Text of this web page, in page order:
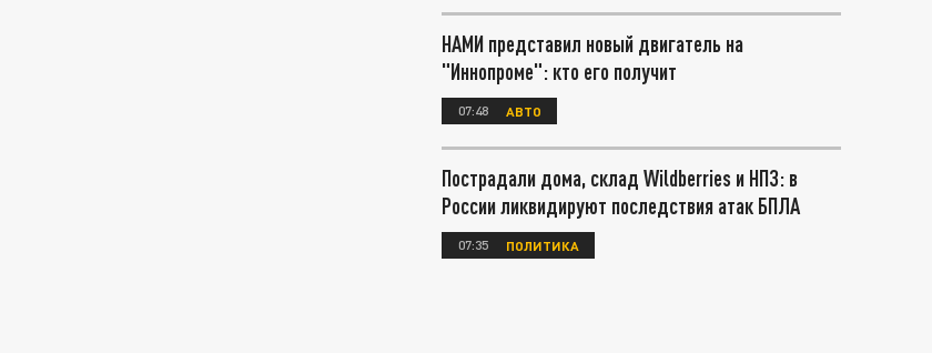
НАМИ представил новый двигатель на
"Иннопроме": кто его получит
07:48 АВТО
Пострадали дома, склад Wildberries и НПЗ: в
России ликвидируют последствия атак БПЛА
07:35 ПОЛИТИКА